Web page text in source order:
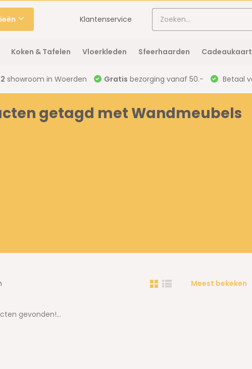
Klantenservice
Koken & Tafelen Vloerkleden Sfeerhaarden Cadeaukaart
showroom in Woerden Gratis bezorging vanaf 50.- Betaal
getagd met Wandmeubels
Meest bekeken
gevonden!...